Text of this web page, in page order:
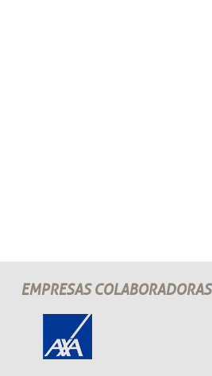
EMPRESAS COLABORADORAS